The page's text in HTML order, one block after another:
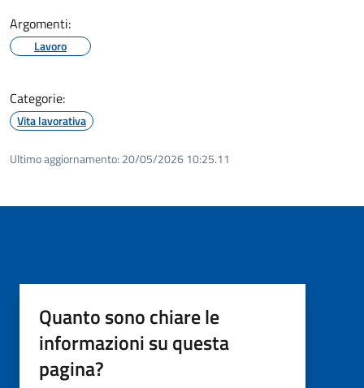
Argomenti:
Lavoro
Categorie:
Vita lavorativa
Ultimo aggiornamento: 20/05/2026 10:25.11
Quanto sono chiare le
informazioni su questa
pagina?